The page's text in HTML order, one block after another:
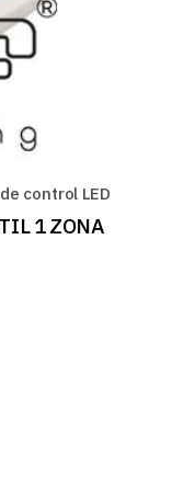
control LED
1 ZONA